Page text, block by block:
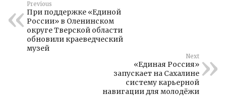
Previous
При поддержке «Единой
России» в Оленинском
округе Тверской области
обновили краеведческий
музей
Next
«Единая Россия»
запускает на Сахалине
систему карьерной
навигации для молодёжи